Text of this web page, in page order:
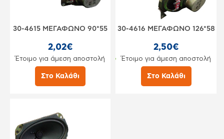
30-4615 ΜΕΓΑΦΩΝΟ 90*55
2,02€
Έτοιμο για άμεση αποστολή
Στο Καλάθι
30-4616 ΜΕΓΑΦΩΝΟ 126*58
2,50€
Έτοιμο για άμεση αποστολή
Στο Καλάθι